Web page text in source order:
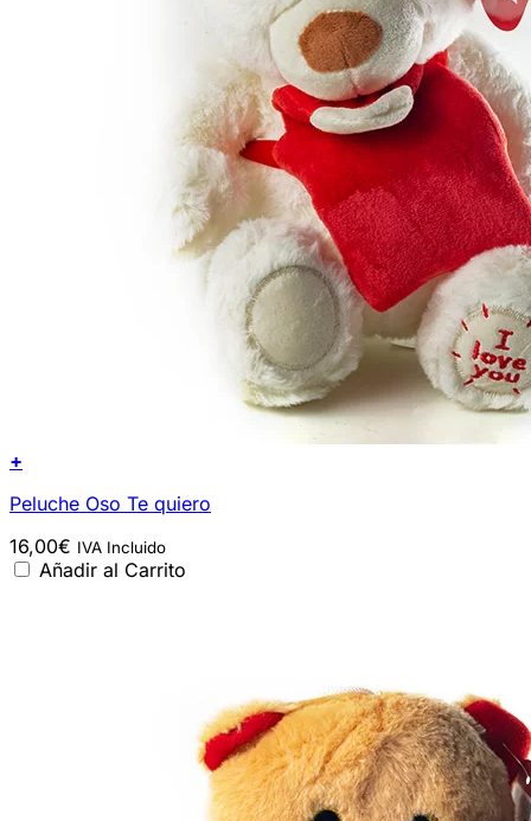
+
Peluche Oso Te quiero
16,00€ IVA Incluido
Añadir al Carrito